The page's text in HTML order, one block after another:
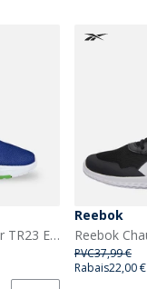
adidas Baskets Racer TR23 Enfant Royal Blue/Footwear White/Lucid Lime
Reebok
PVC37,99 €
Rabais22,00 €